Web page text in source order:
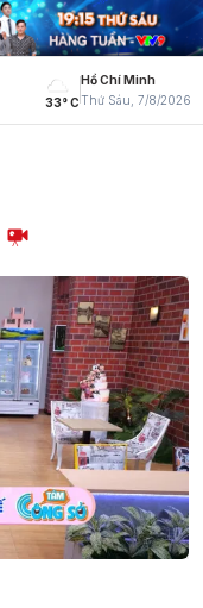
33° C
Hồ Chí Minh
Thứ Sáu, 7/8/2026